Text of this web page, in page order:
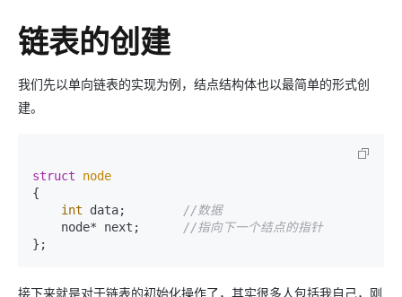
链表的创建
我们先以单向链表的实现为例，结点结构体也以最简单的形式创
建。
struct
node
{
int data; //数据
    node* next;
//指向下一个结点的指针
};
接下来就是对于链表的初始化操作了，其实很多人包括我自己，刚